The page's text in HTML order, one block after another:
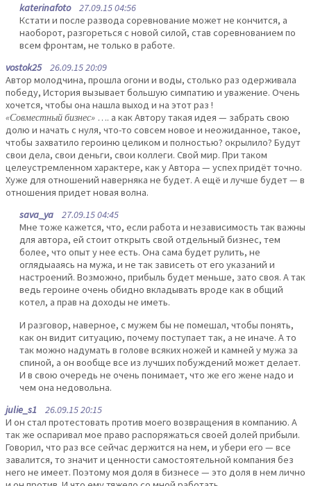
katerinafoto27.09.15 04:56
Кстати и после развода соревнование может не кончится, а
наоборот, разгореться с новой силой, став соревнованием по
всем фронтам, не только в работе.
vostok2526.09.15 20:09
Автор молодчина, прошла огони и воды, столько раз одерживала
победу, История вызывает большую симпатию и уважение. Очень
хочется, чтобы она нашла выход и на этот раз !
«Совместный бизнес» …. а как Автору такая идея — забрать свою
долю и начать с нуля, что-то совсем новое и неожиданное, такое,
чтобы захватило героиню целиком и полностью? окрылило? Будут
свои дела, свои деньги, свои коллеги. Свой мир. При таком
целеустремленном характере, как у Автора — успех придёт точно.
Хуже для отношений наверняка не будет. А ещё и лучше будет — в
отношения придет новая волна.
sava_ya 27.09.15 04:45
Мне тоже кажется, что, если работа и независимость так важны
для автора, ей стоит открыть свой отдельный бизнес, тем
более, что опыт у нее есть. Она сама будет рулить, не
оглядыааясь на мужа, и не так зависеть от его указаний и
настроений. Возможно, прибыль будет меньше, зато своя. А так
ведь героине очень обидно вкладывать вроде как в общий
котел, а прав на доходы не иметь.
И разговор, наверное, с мужем бы не помешал, чтобы понять,
как он видит ситуацию, почему поступает так, а не иначе. А то
так можно надумать в голове всяких ножей и камней у мужа за
спиной, а он вообще все из лучших побуждений может делает.
И в свою очередь не очень понимает, что же его жене надо и
чем она недовольна.
julie_s1 26.09.15 20:15
И он стал протестовать против моего возвращения в компанию. А
так же оспаривал мое право распоряжаться своей долей прибыли.
Говорил, что раз все сейчас держится на нем, и убери его — все
завалится, то значит и ценности самостоятельной компания без
него не имеет. Поэтому моя доля в бизнесе — это доля в нем лично